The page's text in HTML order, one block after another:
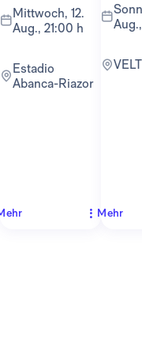
Mittwoch, 12.
Aug., 21:00 h
Estadio
Abanca-Riazor
Sonntag, 16.
Mehr